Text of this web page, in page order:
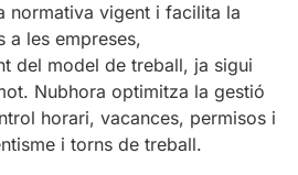
normativa vigent i facilita la
a les empreses,
del model de treball, ja sigui
Nubhora optimitza la gestió
horari, vacances, permisos i
i torns de treball.